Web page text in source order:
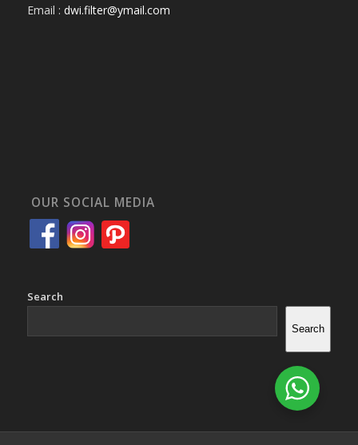
Email : dwi.filter@ymail.com
OUR SOCIAL MEDIA
Search
Search